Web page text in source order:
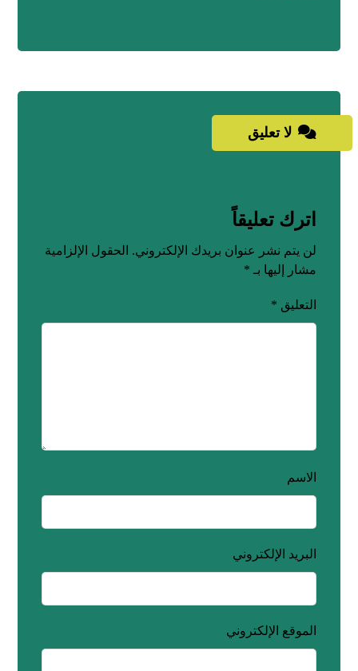
لا تعليق
اترك تعليقاً
لن يتم نشر عنوان بريدك الإلكتروني. الحقول الإلزامية
مشار إليها بـ *
التعليق *
الاسم
البريد الإلكتروني
الموقع الإلكتروني